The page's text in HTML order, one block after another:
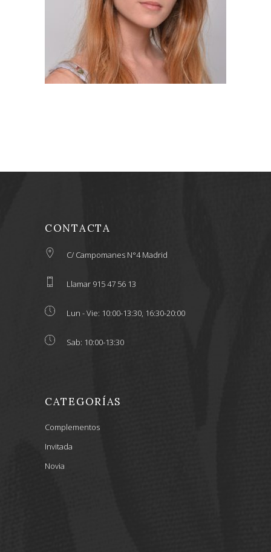
90,00€
CONTACTA
C/ Campomanes N°4 Madrid
Llamar 915 47 56 13
Lun - Vie: 10:00-13:30, 16:30-20:00
Sab: 10:00-13:30
CATEGORÍAS
Complementos
Invitada
Novia